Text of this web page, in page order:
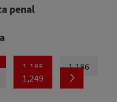
penal
1,185
1,186
1,249